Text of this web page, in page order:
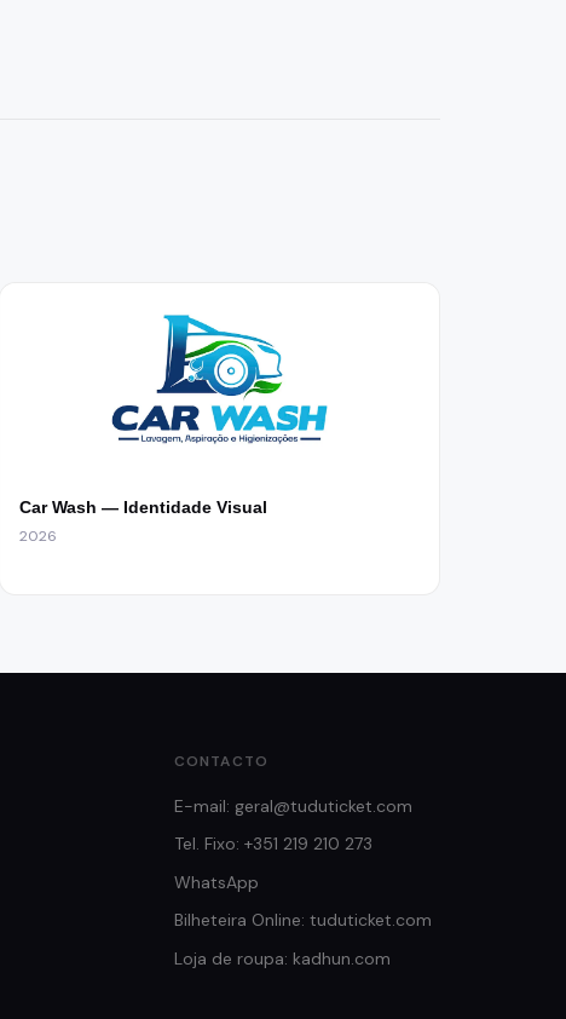
Car Wash — Identidade Visual
2026
CONTACTO
E-mail: geral@tuduticket.com
Tel. Fixo: +351 219 210 273
WhatsApp
Bilheteira Online: tuduticket.com
Loja de roupa: kadhun.com